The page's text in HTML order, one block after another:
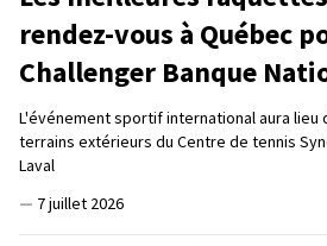
rendez-vous à Québec
Challenger Banque
L'événement sportif international aura lieu
terrains extérieurs du Centre de tennis
Laval
— 7 juillet 2026